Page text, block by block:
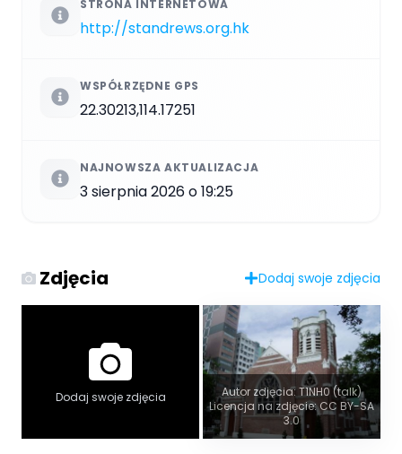
STRONA INTERNETOWA
http://standrews.org.hk
WSPÓŁRZĘDNE GPS
22.30213,114.17251
NAJNOWSZA AKTUALIZACJA
3 sierpnia 2026 o 19:25
Zdjęcia Dodaj swoje zdjęcia
Dodaj swoje zdjęcia
Autor zdjęcia: T1NH0 (talk)
Licencja na zdjęcie: CC BY-SA
3.0